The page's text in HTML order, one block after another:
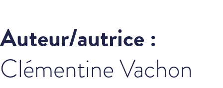
Auteur/autrice :
Clémentine Vachon